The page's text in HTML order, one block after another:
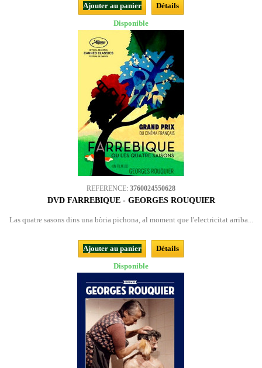
Ajouter au panier
Détails
Disponible
REFERENCE: 3760024550628
DVD FARREBIQUE - GEORGES ROUQUIER
Las quatre sasons dins una bòria pichona, al moment que l'electricitat arriba...
Ajouter au panier
Détails
Disponible